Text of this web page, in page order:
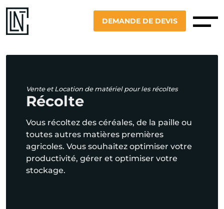
DEMANDE DE DEVIS
Vente et Location de matériel pour les récoltes
Récolte
Vous récoltez des céréales, de la paille ou
toutes autres matières premières
agricoles. Vous souhaitez optimiser votre
productivité, gérer et optimiser votre
stockage.